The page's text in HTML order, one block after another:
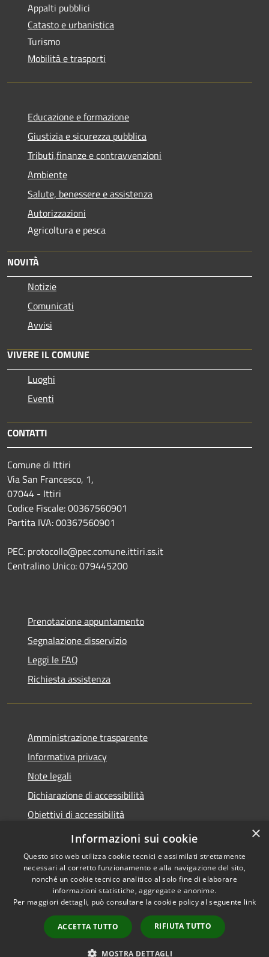
Appalti pubblici
Catasto e urbanistica
Turismo
Mobilità e trasporti
Educazione e formazione
Giustizia e sicurezza pubblica
Tributi,finanze e contravvenzioni
Ambiente
Salute, benessere e assistenza
Autorizzazioni
Agricoltura e pesca
NOVITÀ
Notizie
Comunicati
Avvisi
VIVERE IL COMUNE
Luoghi
Eventi
CONTATTI
Comune di Ittiri
Via San Francesco, 1,
07044 - Ittiri
Codice Fiscale: 00367560901
Partita IVA: 00367560901
PEC: protocollo@pec.comune.ittiri.ss.it
Centralino Unico: 079445200
Prenotazione appuntamento
Segnalazione disservizio
Leggi le FAQ
Richiesta assistenza
Amministrazione trasparente
Informativa privacy
Note legali
Dichiarazione di accessibilità
Obiettivi di accessibilità
Storico Deliberazioni
Accessibilità
Copyright © 2026 • Comune di
Ittiri • Powered by
Municipium•
Accesso
redazione
×
Informazioni sui cookie
Questo sito web utilizza cookie tecnici e assimilati strettamente
necessari al corretto funzionamento e alla navigazione del sito,
nonché un cookie tecnico analitico al solo fine di elaborare
informazioni statistiche, aggregate e anonime.
Per maggiori dettagli, può consultare la cookie policy al seguente link
ACCETTA TUTTO RIFIUTA TUTTO
MOSTRA DETTAGLI